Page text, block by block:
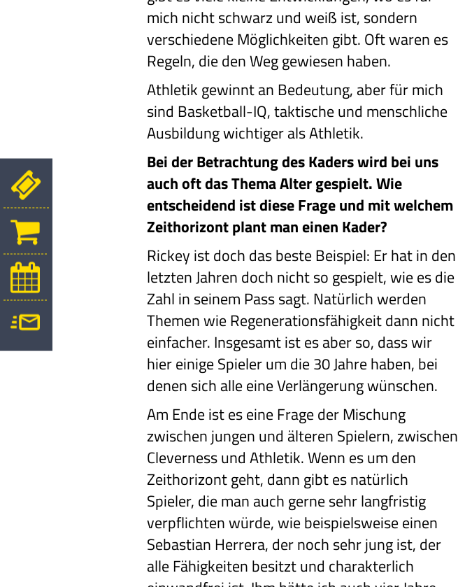
mich nicht schwarz und weiß ist, sondern
verschiedene Möglichkeiten gibt. Oft waren es
Regeln, die den Weg gewiesen haben.
Athletik gewinnt an Bedeutung, aber für mich
sind Basketball-IQ, taktische und menschliche
Ausbildung wichtiger als Athletik.
Bei der Betrachtung des Kaders wird bei uns
auch oft das Thema Alter gespielt. Wie
entscheidend ist diese Frage und mit welchem
Zeithorizont plant man einen Kader?
Rickey ist doch das beste Beispiel: Er hat in den
letzten Jahren doch nicht so gespielt, wie es die
Zahl in seinem Pass sagt. Natürlich werden
Themen wie Regenerationsfähigkeit dann nicht
einfacher. Insgesamt ist es aber so, dass wir
hier einige Spieler um die 30 Jahre haben, bei
denen sich alle eine Verlängerung wünschen.
Am Ende ist es eine Frage der Mischung
zwischen jungen und älteren Spielern, zwischen
Cleverness und Athletik. Wenn es um den
Zeithorizont geht, dann gibt es natürlich
Spieler, die man auch gerne sehr langfristig
verpflichten würde, wie beispielsweise einen
Sebastian Herrera, der noch sehr jung ist, der
alle Fähigkeiten besitzt und charakterlich